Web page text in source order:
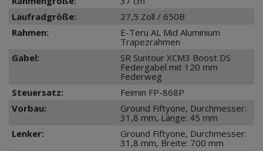
Laufradgröße:
27,5 Zoll / 650B
Rahmen:
E-Teru AL Mid Aluminium
Trapezrahmen
Gabel:
SR Suntour XCM3 Boost DS
Federgabel mit 120 mm
Federweg
Steuersatz:
Feimin FP-868P
Vorbau:
Ground Fiftyone, Durchmesser:
31,8 mm, Länge: 45 mm
Lenker:
Ground Fiftyone, Durchmesser:
31,8 mm, Breite: 700 mm